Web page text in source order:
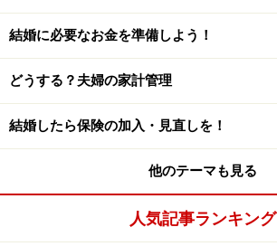
結婚に必要なお金を準備しよう！
どうする？夫婦の家計管理
結婚したら保険の加入・見直しを！
他のテーマも見る
人気記事ランキング